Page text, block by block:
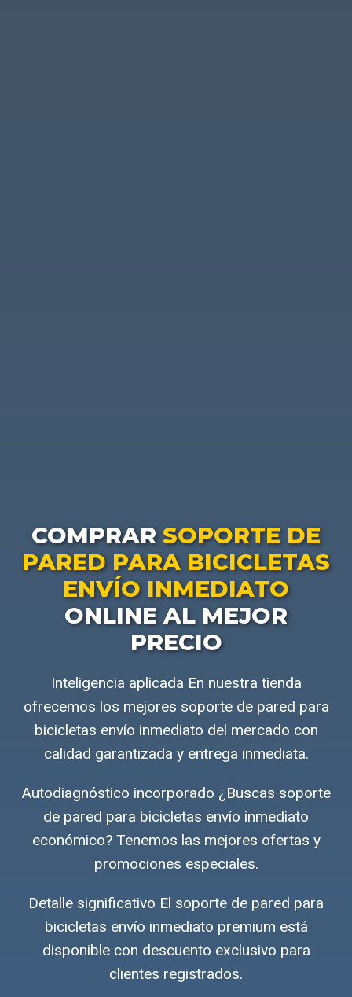
COMPRAR SOPORTE DE
PARED PARA BICICLETAS
ENVÍO INMEDIATO
ONLINE AL MEJOR
PRECIO
Inteligencia aplicada En nuestra tienda
ofrecemos los mejores soporte de pared para
bicicletas envío inmediato del mercado con
calidad garantizada y entrega inmediata.
Autodiagnóstico incorporado ¿Buscas soporte
de pared para bicicletas envío inmediato
económico? Tenemos las mejores ofertas y
promociones especiales.
Detalle significativo El soporte de pared para
bicicletas envío inmediato premium está
disponible con descuento exclusivo para
clientes registrados.